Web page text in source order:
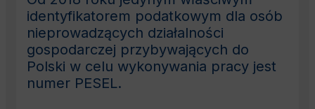
identyfikatorem podatkowym dla osób
nieprowadzących działalności
gospodarczej przybywających do
Polski w celu wykonywania pracy jest
numer PESEL.